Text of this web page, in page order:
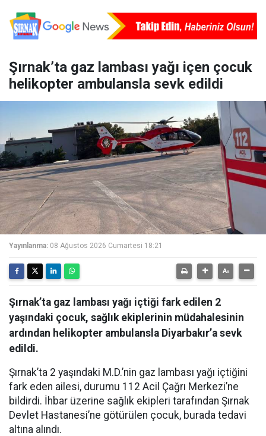
Şırnak’ta gaz lambası yağı içen çocuk
helikopter ambulansla sevk edildi
Yayınlanma: 08 Ağustos 2026 Cumartesi 18:21
Şırnak’ta gaz lambası yağı içtiği fark edilen 2
yaşındaki çocuk, sağlık ekiplerinin müdahalesinin
ardından helikopter ambulansla Diyarbakır’a sevk
edildi.
Şırnak’ta 2 yaşındaki M.D.’nin gaz lambası yağı içtiğini
fark eden ailesi, durumu 112 Acil Çağrı Merkezi’ne
bildirdi. İhbar üzerine sağlık ekipleri tarafından Şırnak
Devlet Hastanesi’ne götürülen çocuk, burada tedavi
altına alındı.